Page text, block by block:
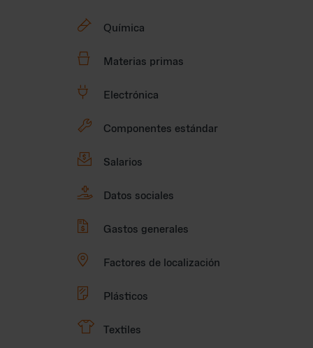
🧪 Química
 Materias primas
🔌 Electrónica
🔧 Componentes estándar
 Salarios
 Datos sociales
 Gastos generales
 Factores de localización
 Plásticos
👕 Textiles